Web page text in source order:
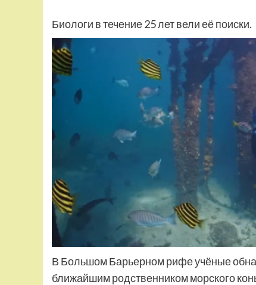
Биологи в течение 25 лет вели её поиски.
В Большом Барьерном рифе учёные
ближайшим родственником морского